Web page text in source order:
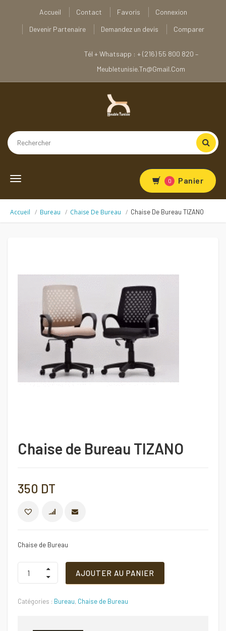
Accueil Contact Favoris
Connexion
Devenir Partenaire
Demandez un devis Comparer
Tél + Whatsapp : + (216) 55 800 820 –
Meubletunisie.tn@gmail.com
Toggle
0 Panier
Accueil Bureau Chaise De Bureau Chaise De Bureau TIZANO
Chaise de Bureau TIZANO
350 DT
COMPARER
Chaise de Bureau
Chaise
Bureau
Quantité
AJOUTER AU PANIER
Catégories : Bureau, Chaise de Bureau